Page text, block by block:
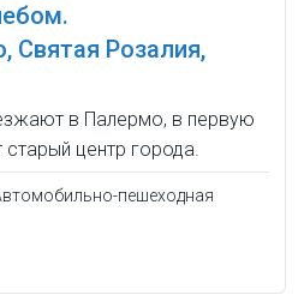
Святая Розалия,
в Палермо, в первую
центр города.
пешеходная